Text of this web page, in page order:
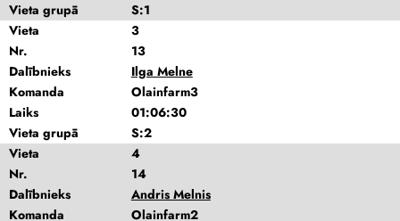
Vieta grupā
S:1
Vieta
3
Nr.
13
Dalībnieks
Ilga Melne
Komanda
Olainfarm3
Laiks
01:06:30
Vieta grupā
S:2
Vieta
4
Nr.
14
Dalībnieks
Andris Melnis
Komanda
Olainfarm2